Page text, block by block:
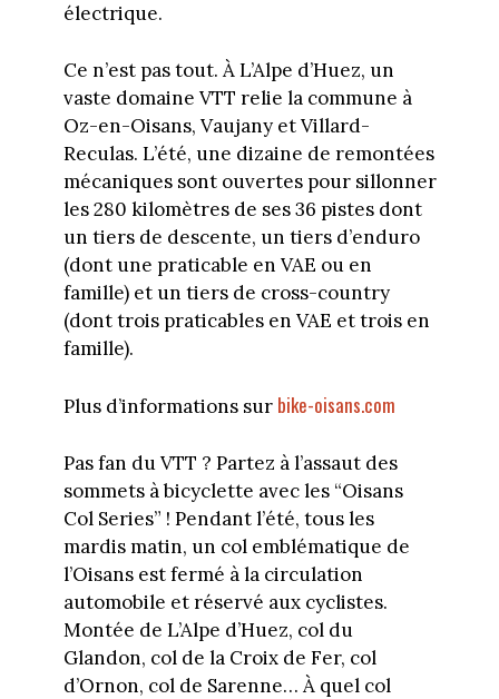
électrique.
Ce n’est pas tout. À L’Alpe d’Huez, un
vaste domaine VTT relie la commune à
Oz-en-Oisans, Vaujany et Villard-
Reculas. L’été, une dizaine de remontées
mécaniques sont ouvertes pour sillonner
les 280 kilomètres de ses 36 pistes dont
un tiers de descente, un tiers d’enduro
(dont une praticable en VAE ou en
famille) et un tiers de cross-country
(dont trois praticables en VAE et trois en
famille).
Plus d’informations sur bike-oisans.com
Pas fan du VTT ? Partez à l’assaut des
sommets à bicyclette avec les “Oisans
Col Series” ! Pendant l’été, tous les
mardis matin, un col emblématique de
l’Oisans est fermé à la circulation
automobile et réservé aux cyclistes.
Montée de L’Alpe d’Huez, col du
Glandon, col de la Croix de Fer, col
d’Ornon, col de Sarenne… À quel col